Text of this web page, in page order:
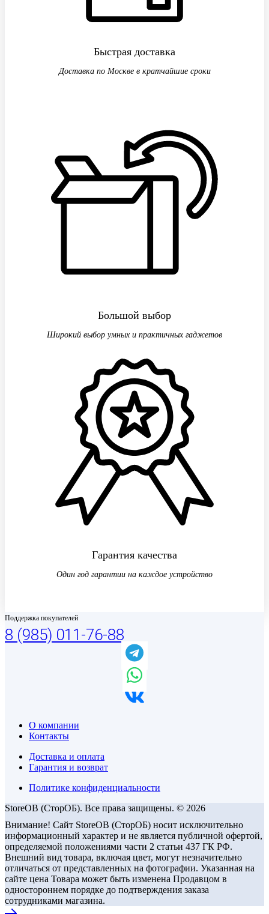
Быстрая доставка
Доставка по Москве в кратчайшие сроки
Большой выбор
Широкий выбор умных и практичных гаджетов
Гарантия качества
Один год гарантии на каждое устройство
Поддержка покупателей
8 (985) 011-76-88
О компании
Контакты
Доставка и оплата
Гарантия и возврат
Политике конфиденциальности
StoreOB (CторОБ). Все права защищены. © 2026
Внимание! Сайт StoreOB (СторОБ) носит исключительно
информационный характер и не является публичной офертой,
определяемой положениями части 2 статьи 437 ГК РФ.
Внешний вид товара, включая цвет, могут незначительно
отличаться от представленных на фотографии. Указанная на
сайте цена Товара может быть изменена Продавцом в
одностороннем порядке до подтверждения заказа
сотрудниками магазина.